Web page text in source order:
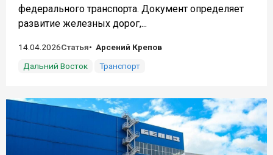
федерального транспорта. Документ определяет
развитие железных дорог,...
14.04.2026Статья
Арсений Крепов
Дальний Восток
Транспорт